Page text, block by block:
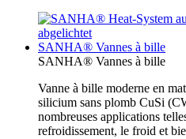
SANHA® Vannes à bille
SANHA® Vannes à bille
Vanne à bille moderne en
silicium sans plomb CuSi
nombreuses applications
refroidissement, le froid et